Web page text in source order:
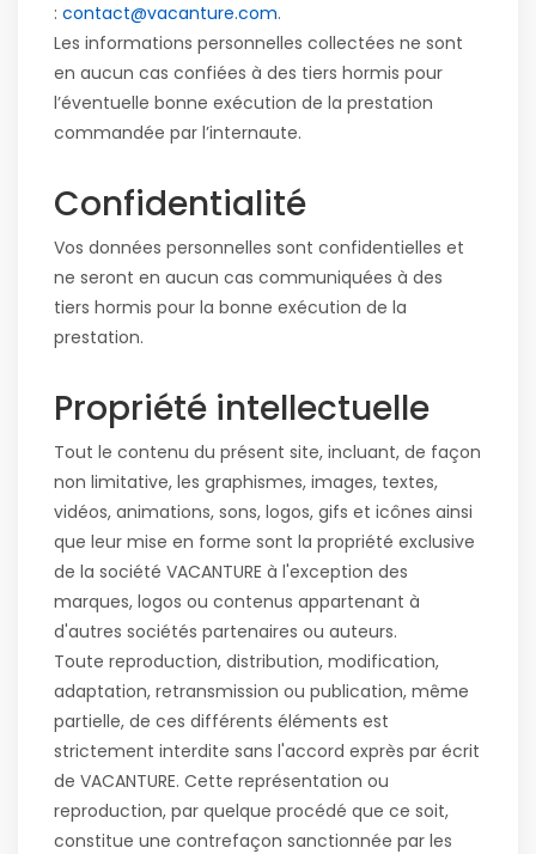
: contact@vacanture.com.
Les informations personnelles collectées ne sont
en aucun cas confiées à des tiers hormis pour
l’éventuelle bonne exécution de la prestation
commandée par l’internaute.
Confidentialité
Vos données personnelles sont confidentielles et
ne seront en aucun cas communiquées à des
tiers hormis pour la bonne exécution de la
prestation.
Propriété intellectuelle
Tout le contenu du présent site, incluant, de façon
non limitative, les graphismes, images, textes,
vidéos, animations, sons, logos, gifs et icônes ainsi
que leur mise en forme sont la propriété exclusive
de la société VACANTURE à l'exception des
marques, logos ou contenus appartenant à
d'autres sociétés partenaires ou auteurs.
Toute reproduction, distribution, modification,
adaptation, retransmission ou publication, même
partielle, de ces différents éléments est
strictement interdite sans l'accord exprès par écrit
de VACANTURE. Cette représentation ou
reproduction, par quelque procédé que ce soit,
constitue une contrefaçon sanctionnée par les